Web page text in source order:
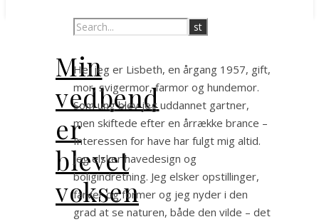
Min
vedbend
er
blevet
voksen
Hej jeg er Lisbeth, en årgang 1957, gift,
mor, svigermor, farmor og hundemor.
Som ung blev jeg uddannet gartner,
men skiftede efter en årrække brance –
Interessen for have har fulgt mig altid.
Jeg elsker havedesign og
boligindretning. Jeg elsker opstillinger,
farver og former og jeg nyder i den
grad at se naturen, både den vilde – det